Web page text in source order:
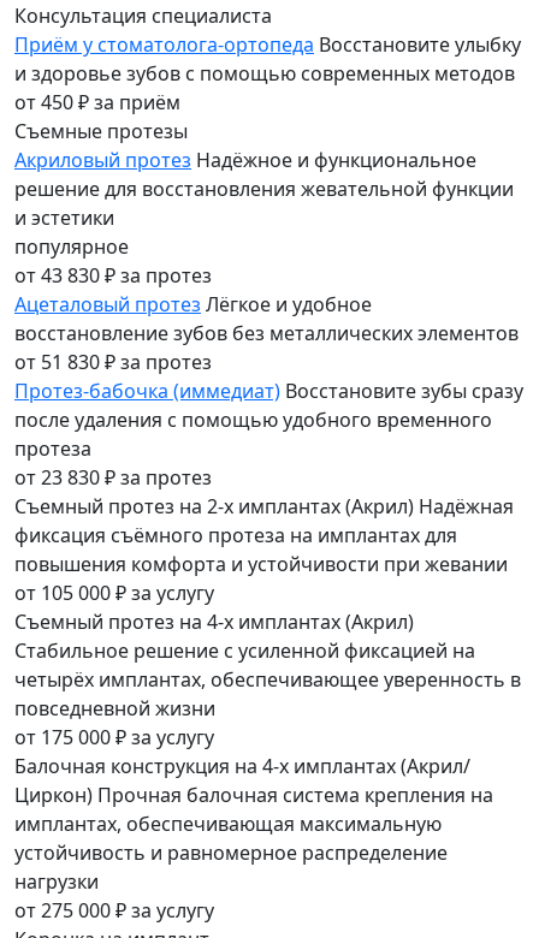
Консультация специалиста
Приём у стоматолога-ортопеда Восстановите улыбку
и здоровье зубов с помощью современных методов
от 450 ₽за приём
Съемные протезы
Акриловый протез Надёжное и функциональное
решение для восстановления жевательной функции
и эстетики
популярное
от 43 830 ₽за протез
Ацеталовый протез Лёгкое и удобное
восстановление зубов без металлических элементов
от 51 830 ₽за протез
Протез-бабочка (иммедиат) Восстановите зубы сразу
после удаления с помощью удобного временного
протеза
от 23 830 ₽за протез
Съемный протез на 2-х имплантах (Акрил) Надёжная
фиксация съёмного протеза на имплантах для
повышения комфорта и устойчивости при жевании
от 105 000 ₽за услугу
Съемный протез на 4-х имплантах (Акрил)
Стабильное решение с усиленной фиксацией на
четырёх имплантах, обеспечивающее уверенность в
повседневной жизни
от 175 000 ₽за услугу
Балочная конструкция на 4-х имплантах (Акрил/
Циркон) Прочная балочная система крепления на
имплантах, обеспечивающая максимальную
устойчивость и равномерное распределение
нагрузки
от 275 000 ₽за услугу